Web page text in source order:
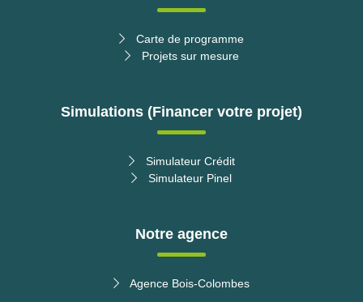
Carte de programme
Projets sur mesure
Simulations (Financer votre projet)
Simulateur Crédit
Simulateur Pinel
Notre agence
Agence Bois-Colombes